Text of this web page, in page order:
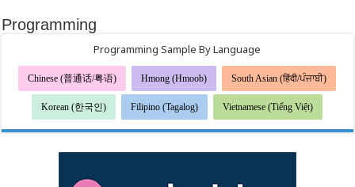
Programming
Programming Sample By Language
Chinese (普通话/粤语) Hmong (Hmoob) South Asian (हिंदी/ਪੰਜਾਬੀ)
Korean (한국인) Filipino (Tagalog) Vietnamese (Tiếng Việt)